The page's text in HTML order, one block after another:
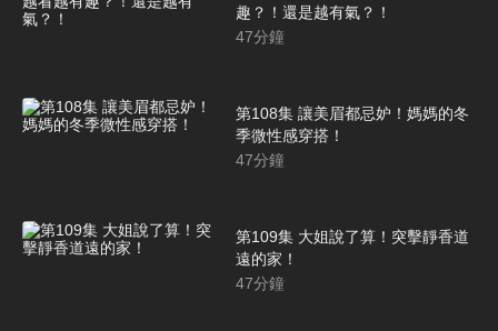
趣？！還是越有氣？！
47分鐘
第108集 讓美眉都忌妒！媽媽的冬
季微性感穿搭！
47分鐘
第109集 大姐說了算！突擊靜香道
遠的家！
47分鐘